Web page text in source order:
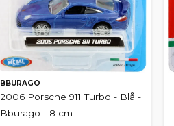
BBURAGO
2006 Porsche 911 Turbo - Blå -
Bburago - 8 cm